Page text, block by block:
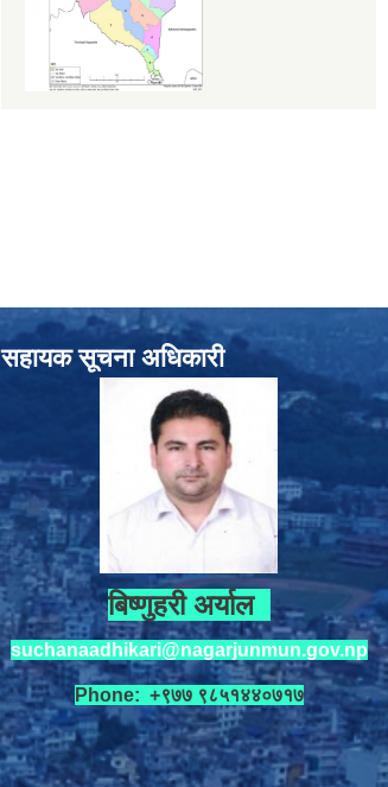
सहायक सूचना अधिकारी
बिष्णुहरी अर्याल
suchanaadhikari@nagarjunmun.gov.np
Phone: +९७७ ९८५१४४०७१७